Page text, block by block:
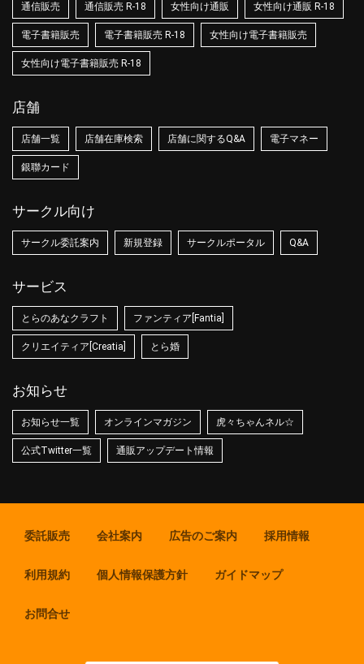
通信販売 通信販売 R-18 女性向け通販 女性向け通販 R-18
電子書籍販売 電子書籍販売 R-18 女性向け電子書籍販売
女性向け電子書籍販売 R-18
店舗
店舗一覧 店舗在庫検索 店舗に関するQ&A 電子マネー
銀聯カード
サークル向け
サークル委託案内 新規登録 サークルポータル Q&A
サービス
とらのあなクラフト ファンティア[Fantia]
クリエイティア[Creatia] とら婚
お知らせ
お知らせ一覧 オンラインマガジン 虎々ちゃんネル☆
公式Twitter一覧 通販アップデート情報
委託販売 会社案内 広告のご案内 採用情報
利用規約 個人情報保護方針 ガイドマップ
お問合せ